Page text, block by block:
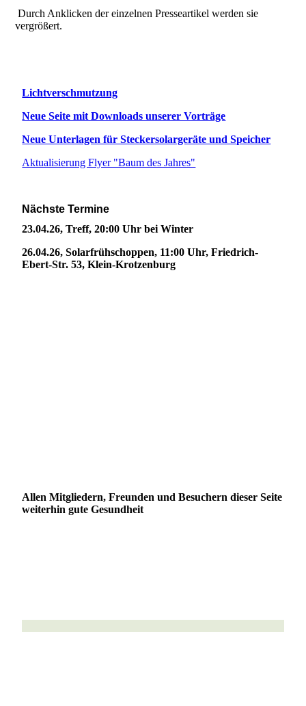
Durch Anklicken der einzelnen Presseartikel werden sie
vergrößert.
Lichtverschmutzung
Neue Seite mit Downloads unserer Vorträge
Neue Unterlagen für Steckersolargeräte und Speicher
Aktualisierung Flyer "Baum des Jahres"
Nächste Termine
23.04.26, Treff, 20:00 Uhr bei Winter
26.04.26, Solarfrühschoppen, 11:00 Uhr, Friedrich-
Ebert-Str. 53, Klein-Krotzenburg
Allen Mitgliedern, Freunden und Besuchern dieser Seite
weiterhin gute Gesundheit